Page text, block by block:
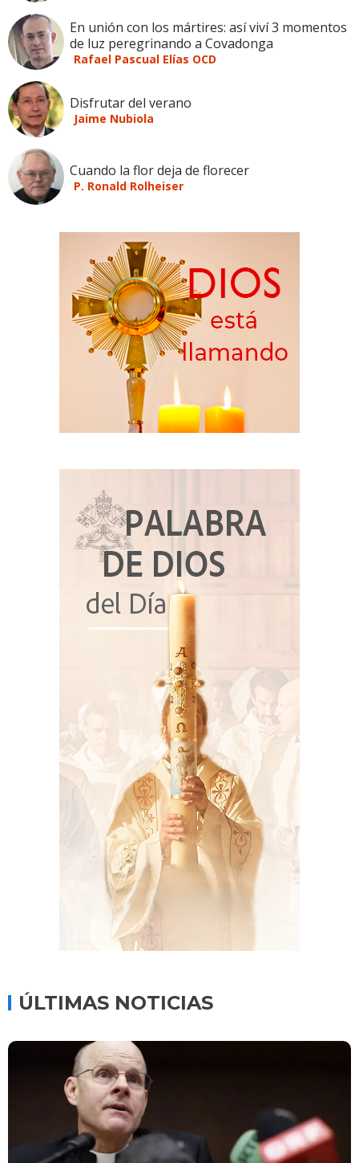
En unión con los mártires: así viví 3 momentos
de luz peregrinando a Covadonga
Rafael Pascual Elías OCD
Disfrutar del verano
Jaime Nubiola
Cuando la flor deja de florecer
P. Ronald Rolheiser
ÚLTIMAS NOTICIAS